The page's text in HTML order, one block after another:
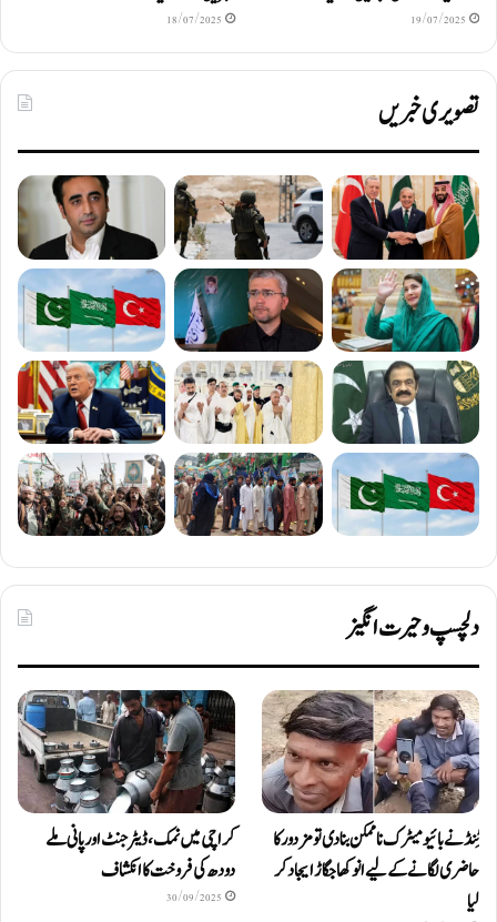
19/07/2025
18/07/2025
تصویری خبریں
دلچسپ و حیرت انگیز
ٹِنڈ نے بائیومیٹرک ناممکن بنا دی تو مزدور کا
حاضری لگانے کے لیے انوکھا جگاڑ ایجاد کر
لیا
کراچی میں نمک، ڈیٹرجنٹ اور پانی ملے
دودھ کی فروخت کا انکشاف
30/09/2025